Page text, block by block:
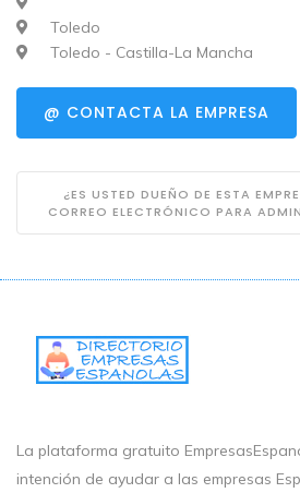
Toledo
Toledo - Castilla-La Mancha
@ CONTACTA LA EMPRESA
¿ES USTED DUEÑO DE ESTA
CORREO ELECTRÓNICO PARA
La plataforma gratuito
intención de ayudar a las empresas